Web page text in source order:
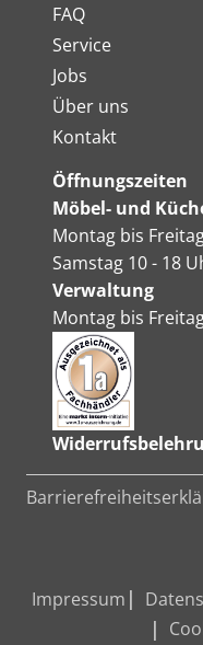
FAQ
Service
Jobs
Über uns
Kontakt
Öffnungszeiten
Möbel- und
Montag bis
Samstag 10 - 18
Verwaltung
Montag bis
Impressum